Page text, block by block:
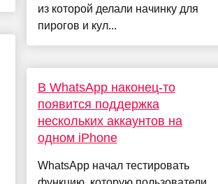
из которой делали начинку для
пирогов и кул...
В WhatsApp наконец-то
появится поддержка
нескольких аккаунтов на
одном iPhone
WhatsApp начал тестировать